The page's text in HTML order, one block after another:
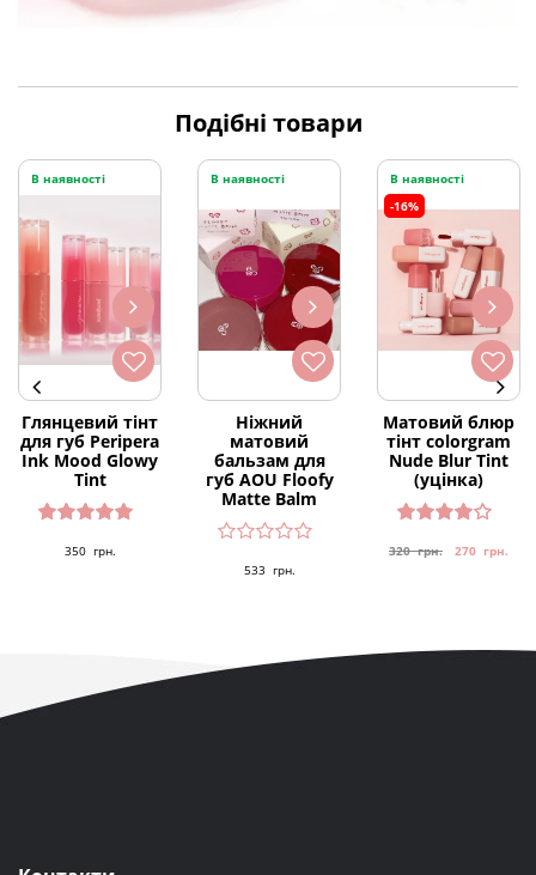
Подібні товари
В наявності
Глянцевий тінт
для губ Peripera
Ink Mood Glowy
Tint
5.00з 5
350 грн.
В наявності
Ніжний
матовий
бальзам для
губ AOU Floofy
Matte Balm
533 грн.
В наявності
-16%
Матовий блюр
тінт colorgram
Nude Blur Tint
(уцінка)
о в4.00
320грн. 270 грн.